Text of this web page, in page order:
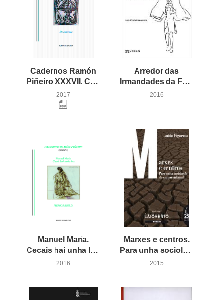
Cadernos Ramón
Piñeiro XXXVII. Carlos Casares: homenaxe. De amicitia
2017
Arredor das
Irmandades da Fala. Pensamento, política e poética en Galicia (1914-1931)
2016
Manuel María.
Cecais hai unha luz. Memorabilia
2016
Marxes e centros.
Para unha socioloxía do campo cultural
2015